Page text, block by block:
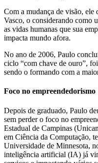
Com a mudança de visão,
Vasco, o considerando como
as vidas humanas que sua
impacta mundo afora.
No ano de 2006, Paulo
ciclo “com chave de ouro”,
sendo o formando com a
Foco no empreendedorismo
Depois de graduado, Paulo
sem perder o foco no
Estadual de Campinas
em Ciência da Computação,
Universidade de Minnesota,
inteligência artificial (IA) já